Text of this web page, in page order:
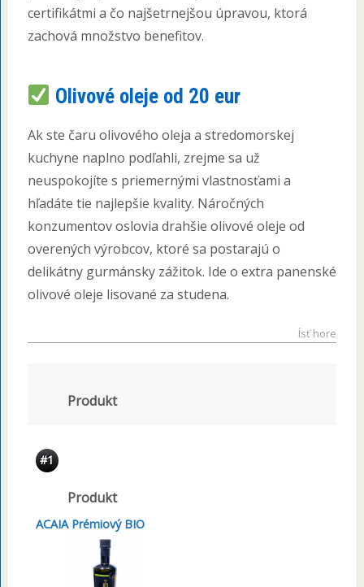
certifikátmi a čo najšetrnejšou úpravou, ktorá
zachová množstvo benefitov.
Olivové oleje od 20 eur
Ak ste čaru olivového oleja a stredomorskej
kuchyne naplno podľahli, zrejme sa už
neuspokojíte s priemernými vlastnosťami a
hľadáte tie najlepšie kvality. Náročných
konzumentov oslovia drahšie olivové oleje od
overených výrobcov, ktoré sa postarajú o
delikátny gurmánsky zážitok. Ide o extra panenské
olivové oleje lisované za studena.
Ísť hore
Produkt
#1
Produkt
ACAIA Prémiový BIO